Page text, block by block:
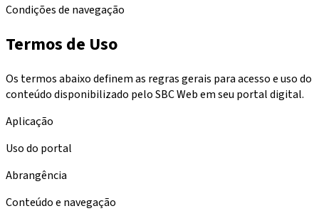
Condições de navegação
Termos de Uso
Os termos abaixo definem as regras gerais para acesso e uso do
conteúdo disponibilizado pelo SBC Web em seu portal digital.
Aplicação
Uso do portal
Abrangência
Conteúdo e navegação